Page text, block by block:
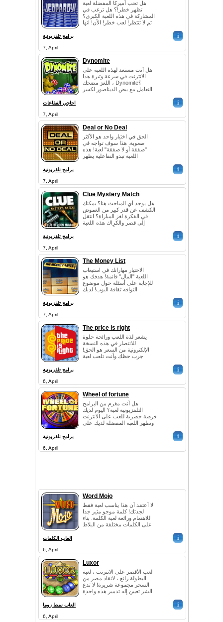
هل تحب أميركا المفضلة لعبة
تظهر خطر!؟ هل ترغب في
المشاركة في هذه اللعبة الكبرى؟
ثم لا تنتظر! لعب خطر! الآن! انها
برامج تلفزيونية i
7, April
Dynomite
هل أنت مستعد لهذه اللعبة على
الانترنت في سرعة وتيرة هذا
اللغز مضحك ، Dynomite؟
التعامل مع بيض الديناصور لكسر
احاجي الفقاعات i
7, April
Deal or No Deal
الحق في اختيار واحد هو الأكثر
صعوبة. هذا سوف تواجه في
"صفقة أو لا صفقة" لعبة! هذه
اللعبة تبدو التفاعلية يظهر
برامج تلفزيونية i
7, April
Clue Mystery Match
هل يوجد أي المباحث هنا؟ يمكنك
الكشف عن قدر كبير من الغموض
في الفكرة لغز المباراة؟ انتقل
إلى قصر والكراك هذه اللعبة
برامج تلفزيونية i
7, April
The Money List
الاختيار مهاراتك في استيعاب
اللعبة "المال" قائمة! هدفك هو
للإجابة على أسئلة حول موضوع
التوافه ثقافة البوب! لديك
برامج تلفزيونية i
7, April
The price is right
يشعر لذة اللعب ورائحة حلوة
للانتصار في هذه النسخة
الإلكترونية من السعر هو الحق!
جرب حظك وأنت تلعب لعبة
برامج تلفزيونية i
6, April
Wheel of fortune
هل أنت مغرم من البرامج
التلفزيونية لعبة؟ اليوم لديك
فرصة حصرية للعب على الانترنت
وتظهر اللعبة المفضلة لديك على
برامج تلفزيونية i
6, April
Word Mojo
لا أعتقد أن هذا يناسب لعبة فقط
لجدتك! كلمة موجو مثير جدا
للاهتمام ورائعة لعبة الكلمة. بناء
على الكلمات مختلفة من البلاط
العاب الكلمات i
6, April
Luxor
لعب الأقصر على الانترنت ، لعبة
البطولة رائع ، لانقاذ مصر من
السحر مجموعة شريرة! لا تدع
الشر تعيين إله تدمير هذه واحدة
العاب نمط زوما i
6, April